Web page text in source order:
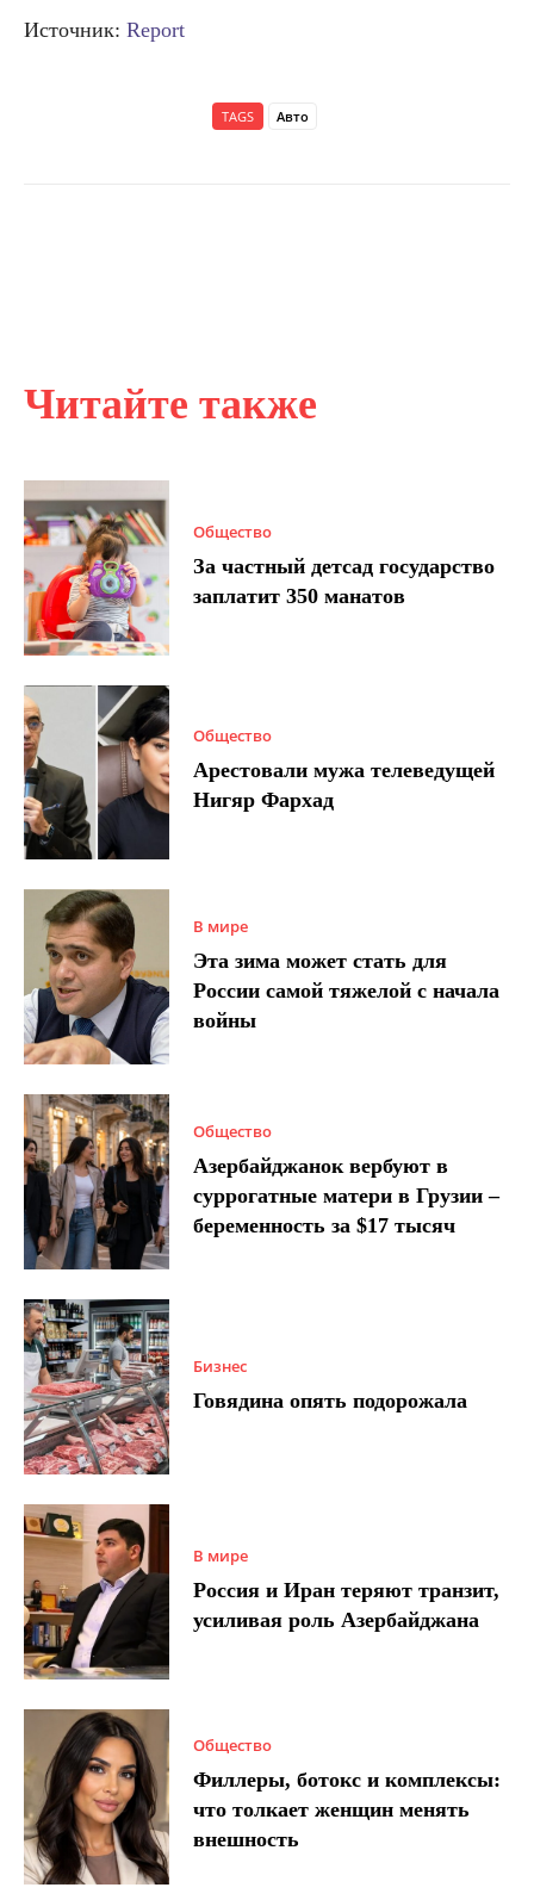
Читайте также
Общество
За частный детсад государство
заплатит 350 манатов
Общество
Арестовали мужа телеведущей
Нигяр Фархад
В мире
Эта зима может стать для
России самой тяжелой с начала
войны
Общество
Азербайджанок вербуют в
суррогатные матери в Грузии –
беременность за $17 тысяч
Бизнес
Говядина опять подорожала
В мире
Россия и Иран теряют транзит,
усиливая роль Азербайджана
Общество
Филлеры, ботокс и комплексы:
что толкает женщин менять
внешность
Источник: Report
TAGS Авто